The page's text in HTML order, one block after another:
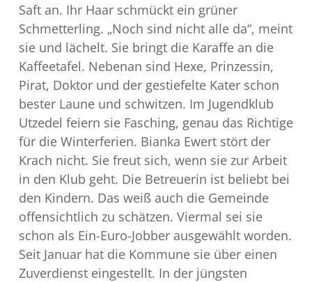
Saft an. Ihr Haar schmückt ein grüner
Schmetterling. „Noch sind nicht alle da“, meint
sie und lächelt. Sie bringt die Karaffe an die
Kaffeetafel. Nebenan sind Hexe, Prinzessin,
Pirat, Doktor und der gestiefelte Kater schon
bester Laune und schwitzen. Im Jugendklub
Utzedel feiern sie Fasching, genau das Richtige
für die Winterferien. Bianka Ewert stört der
Krach nicht. Sie freut sich, wenn sie zur Arbeit
in den Klub geht. Die Betreuerin ist beliebt bei
den Kindern. Das weiß auch die Gemeinde
offensichtlich zu schätzen. Viermal sei sie
schon als Ein-Euro-Jobber ausgewählt worden.
Seit Januar hat die Kommune sie über einen
Zuverdienst eingestellt. In der jüngsten